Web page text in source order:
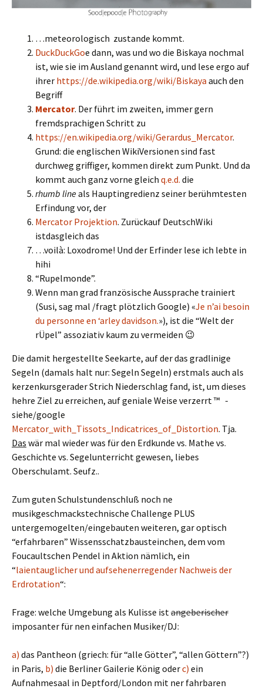
…meteorologisch zustande kommt.
DuckDuckGoe dann, was und wo die Biskaya nochmal
ist, wie sie im Ausland genannt wird, und lese ergo auf
ihrer https://de.wikipedia.org/wiki/Biskaya auch den
Begriff
Mercator. Der führt im zweiten, immer gern
fremdsprachigen Schritt zu
https://en.wikipedia.org/wiki/Gerardus_Mercator.
Grund: die englischen WikiVersionen sind fast
durchweg griffiger, kommen direkt zum Punkt. Und da
kommt auch ganz vorne gleich q.e.d. die
rhumb lineals Hauptingredienz seiner berühmtesten
Erfindung vor, der
Mercator Projektion. Zurückauf DeutschWiki
istdasgleich das
…voilà: Loxodrome! Und der Erfinder lese ich lebte in
hihi
“Rupelmonde”.
Wenn man grad französische Aussprache trainiert
(Susi, sag mal /fragt plötzlich Google) «Je n’ai besoin
du personne en ‘arley davidson.»), ist die “Welt der
rÜpel” assoziativ kaum zu vermeiden 😉
Die damit hergestellte Seekarte, auf der das gradlinige
Segeln (damals halt nur: Segeln Segeln) erstmals auch als
kerzenkursgerader Strich Niederschlag fand, ist, um dieses
hehre Ziel zu erreichen, auf geniale Weise verzerrt ™ -
siehe/google
Mercator_with_Tissots_Indicatrices_of_Distortion. Tja.
Das wär mal wieder was für den Erdkunde vs. Mathe vs.
Geschichte vs. Segelunterricht gewesen, liebes
Oberschulamt. Seufz..
Zum guten Schulstundenschluß noch ne
musikgeschmackstechnische Challenge PLUS
untergemogelten/eingebauten weiteren, gar optisch
“erfahrbaren” Wissensschatzbausteinchen, dem vom
Foucaultschen Pendel in Aktion nämlich, ein
“laientauglicher und aufsehenerregender Nachweis der
Erdrotation“:
Frage: welche Umgebung als Kulisse istangeberischer
imposanter für nen einfachen Musiker/DJ:
a) das Pantheon (griech: für “alle Götter”, “allen Göttern”?)
in Paris, b) die Berliner Gailerie König oderc) ein
Aufnahmesaal in Deptford/London mit ner fahrbaren